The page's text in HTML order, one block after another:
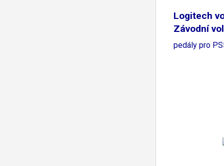
Logitech
Závodní
pedály pro